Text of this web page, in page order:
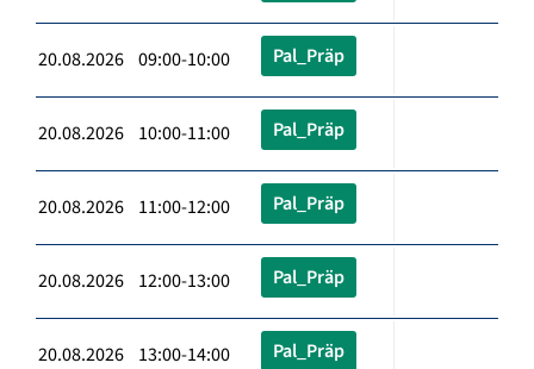
20.08.2026 09:00-10:00 Pal_Präp
20.08.2026 10:00-11:00 Pal_Präp
20.08.2026 11:00-12:00 Pal_Präp
20.08.2026 12:00-13:00 Pal_Präp
20.08.2026 13:00-14:00 Pal_Präp